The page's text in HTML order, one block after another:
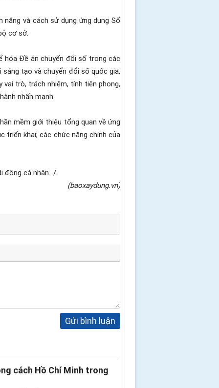
và cách sử dụng ứng dụng Sổ
cơ sở.
hóa Đề án chuyển đổi số trong các
tạo và chuyển đổi số quốc gia,
trò, trách nhiệm, tính tiên phong,
nhấn mạnh.
mềm giới thiệu tổng quan về ứng
triển khai; các chức năng chính của
động cá nhân…/.
(baoxaydung.vn)
Gửi bình luận
cách Hồ Chí Minh trong